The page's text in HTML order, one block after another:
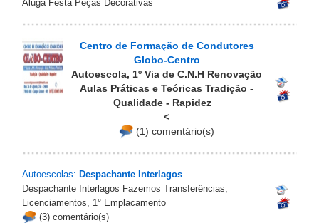
Aluga Festa Peças Decorativas
Centro de Formação de Condutores
Globo-Centro
Autoescola, 1º Via de C.N.H Renovação
Aulas Práticas e Teóricas Tradição -
Qualidade - Rapidez
<
(1) comentário(s)
Autoescolas: Despachante Interlagos
Despachante Interlagos Fazemos Transferências,
Licenciamentos, 1° Emplacamento
(3) comentário(s)